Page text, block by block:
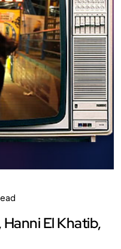
El Khatib,